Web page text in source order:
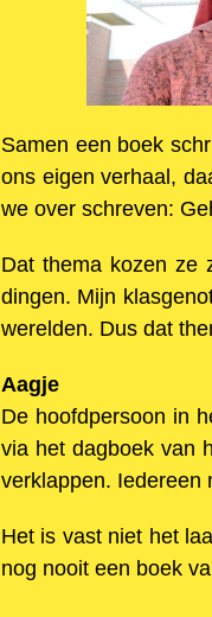
Samen een boek
ons eigen verhaal,
we over schreven:
Dat thema kozen ze
dingen. Mijn
werelden. Dus dat
Aagje
De hoofdpersoon in
via het dagboek van
verklappen. Iedereen
Het is vast niet het
nog nooit een boek